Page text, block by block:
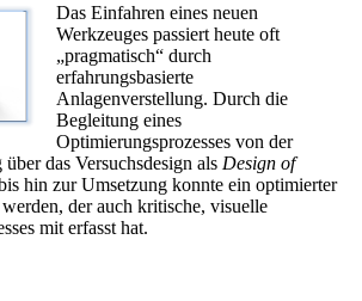
Das Einfahren eines neuen
Werkzeuges passiert heute oft
„pragmatisch“ durch
erfahrungsbasierte
Anlagenverstellung. Durch die
Begleitung eines
Optimierungsprozesses von der
das Versuchsdesign als Design of
hin zur Umsetzung konnte ein optimierter
der auch kritische, visuelle
mit erfasst hat.